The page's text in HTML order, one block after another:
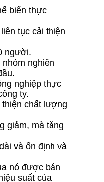
biến thực
tục cải thiện
người.
nghiên
nghiệp thực
ty.
chất lượng
giảm, mà tăng
và ổn định và
nó được bán
suất của